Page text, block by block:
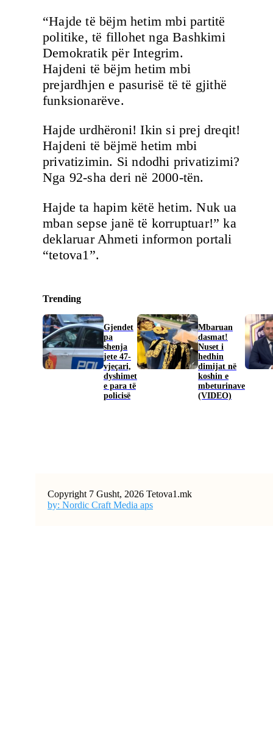
“Hajde të bëjm hetim mbi partitë
politike, të fillohet nga Bashkimi
Demokratik për Integrim.
Hajdeni të bëjm hetim mbi
prejardhjen e pasurisë të të gjithë
funksionarëve.
Hajde urdhëroni! Ikin si prej dreqit!
Hajdeni të bëjmë hetim mbi
privatizimin. Si ndodhi privatizimi?
Nga 92-sha deri në 2000-tën.
Hajde ta hapim këtë hetim. Nuk ua
mban sepse janë të korruptuar!” ka
deklaruar Ahmeti informon portali
“tetova1”.
Trending
Gjendet
pa
shenja
jete 47-
vjeçari,
dyshimet
e para të
policisë
Mbaruan
dasmat!
Nuset i
hedhin
dimijat në
koshin e
mbeturinave
(VIDEO)
Copyright 7 Gusht, 2026 Tetova1.mk
by: Nordic Craft Media aps